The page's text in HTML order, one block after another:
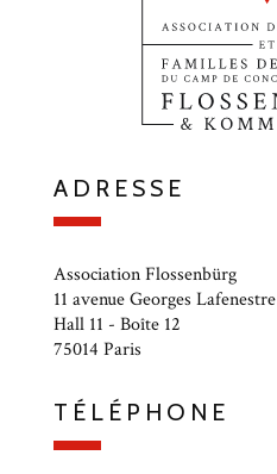
ADRESSE
Association Flossenbürg
11 avenue Georges Lafenestre
Hall 11 - Boîte 12
75014 Paris
TÉLÉPHONE